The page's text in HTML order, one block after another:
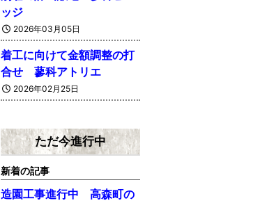
ッジ
2026年03月05日
着工に向けて金額調整の打
合せ 蓼科アトリエ
2026年02月25日
ただ今進行中
新着の記事
造園工事進行中 高森町の